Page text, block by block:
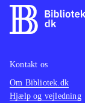
Kontakt os
Om Bibliotek.dk
Hjælp og vejledning